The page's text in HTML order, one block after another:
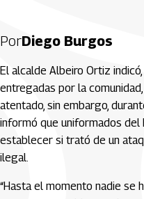
PorDiego Burgos
El alcalde Albeiro Ortiz
entregadas por la
atentado, sin embargo,
informó que uniformados del
establecer si trató de un
ilegal.
“Hasta el momento nadie se